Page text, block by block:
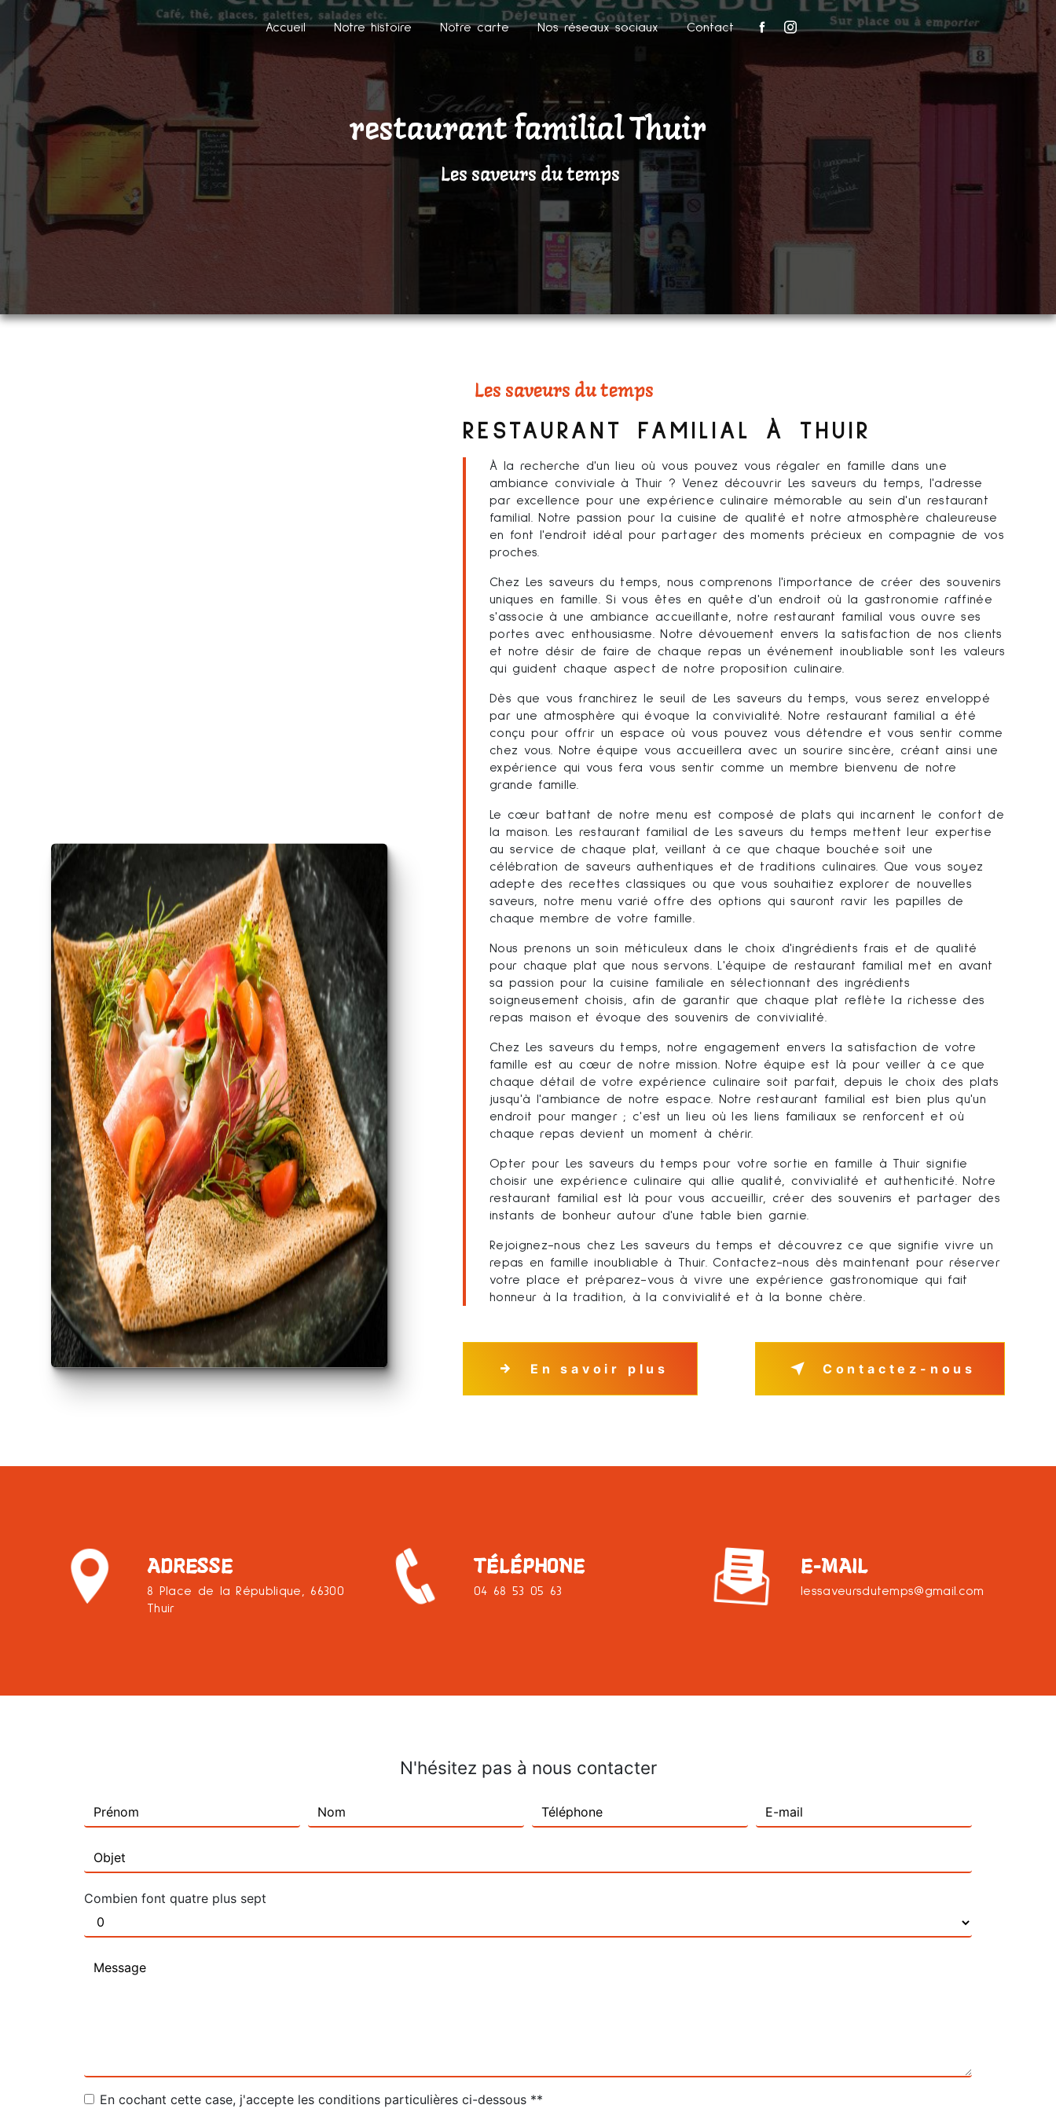
Accueil Notre histoire Notre carte Nos réseaux sociaux Contact
restaurant familial Thuir
Les saveurs du temps
Les saveurs du temps
RESTAURANT FAMILIAL À THUIR
À la recherche d'un lieu où vous pouvez vous régaler en famille dans une
ambiance conviviale à Thuir ? Venez découvrir Les saveurs du temps, l'adresse
par excellence pour une expérience culinaire mémorable au sein d'un restaurant
familial. Notre passion pour la cuisine de qualité et notre atmosphère chaleureuse
en font l'endroit idéal pour partager des moments précieux en compagnie de vos
proches.
Chez Les saveurs du temps, nous comprenons l'importance de créer des souvenirs
uniques en famille. Si vous êtes en quête d'un endroit où la gastronomie raffinée
s'associe à une ambiance accueillante, notre restaurant familial vous ouvre ses
portes avec enthousiasme. Notre dévouement envers la satisfaction de nos clients
et notre désir de faire de chaque repas un événement inoubliable sont les valeurs
qui guident chaque aspect de notre proposition culinaire.
Dès que vous franchirez le seuil de Les saveurs du temps, vous serez enveloppé
par une atmosphère qui évoque la convivialité. Notre restaurant familial a été
conçu pour offrir un espace où vous pouvez vous détendre et vous sentir comme
chez vous. Notre équipe vous accueillera avec un sourire sincère, créant ainsi une
expérience qui vous fera vous sentir comme un membre bienvenu de notre
grande famille.
Le cœur battant de notre menu est composé de plats qui incarnent le confort de
la maison. Les restaurant familial de Les saveurs du temps mettent leur expertise
au service de chaque plat, veillant à ce que chaque bouchée soit une
célébration de saveurs authentiques et de traditions culinaires. Que vous soyez
adepte des recettes classiques ou que vous souhaitiez explorer de nouvelles
saveurs, notre menu varié offre des options qui sauront ravir les papilles de
chaque membre de votre famille.
Nous prenons un soin méticuleux dans le choix d'ingrédients frais et de qualité
pour chaque plat que nous servons. L'équipe de restaurant familial met en avant
sa passion pour la cuisine familiale en sélectionnant des ingrédients
soigneusement choisis, afin de garantir que chaque plat reflète la richesse des
repas maison et évoque des souvenirs de convivialité.
Chez Les saveurs du temps, notre engagement envers la satisfaction de votre
famille est au cœur de notre mission. Notre équipe est là pour veiller à ce que
chaque détail de votre expérience culinaire soit parfait, depuis le choix des plats
jusqu'à l'ambiance de notre espace. Notre restaurant familial est bien plus qu'un
endroit pour manger ; c'est un lieu où les liens familiaux se renforcent et où
chaque repas devient un moment à chérir.
Opter pour Les saveurs du temps pour votre sortie en famille à Thuir signifie
choisir une expérience culinaire qui allie qualité, convivialité et authenticité. Notre
restaurant familial est là pour vous accueillir, créer des souvenirs et partager des
instants de bonheur autour d'une table bien garnie.
Rejoignez-nous chez Les saveurs du temps et découvrez ce que signifie vivre un
repas en famille inoubliable à Thuir. Contactez-nous dès maintenant pour réserver
votre place et préparez-vous à vivre une expérience gastronomique qui fait
honneur à la tradition, à la convivialité et à la bonne chère.
En savoir plus Contactez-nous
ADRESSE
8 Place de la République, 66300
Thuir
TÉLÉPHONE
04 68 53 05 63
E-MAIL
lessaveursdutemps@gmail.com
N'hésitez pas à nous contacter
Combien font quatre plus sept
En cochant cette case, j'accepte les conditions particulières ci-dessous **
Panneau de gestion des cookies